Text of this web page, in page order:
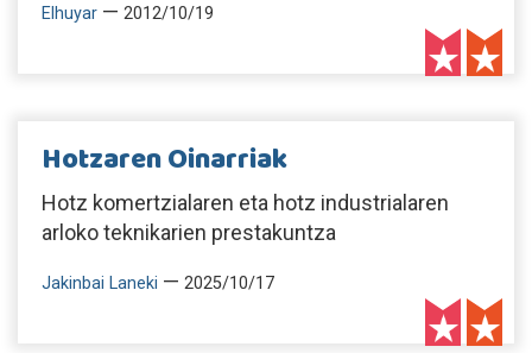
Elhuyar — 2012/10/19
Hotzaren Oinarriak
Hotz komertzialaren eta hotz industrialaren
arloko teknikarien prestakuntza
Jakinbai Laneki — 2025/10/17